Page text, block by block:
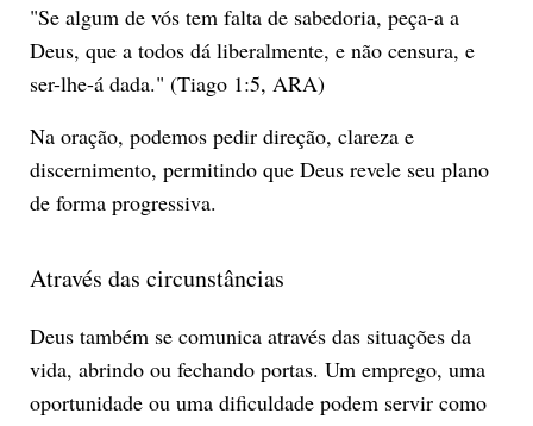
"Se algum de vós tem falta de sabedoria, peça-a a
Deus, que a todos dá liberalmente, e não censura, e
ser-lhe-á dada." (Tiago 1:5, ARA)
Na oração, podemos pedir direção, clareza e
discernimento, permitindo que Deus revele seu plano
de forma progressiva.
Através das circunstâncias
Deus também se comunica através das situações da
vida, abrindo ou fechando portas. Um emprego, uma
oportunidade ou uma dificuldade podem servir como